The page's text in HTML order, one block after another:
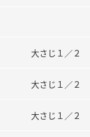
大さじ１／２
大さじ１／２
大さじ１／２